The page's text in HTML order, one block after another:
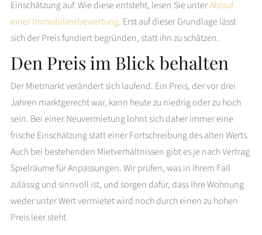
Einschätzung auf. Wie diese entsteht, lesen Sie unterAblauf
einer Immobilienbewertung. Erst auf dieser Grundlage lässt
sich der Preis fundiert begründen, statt ihn zu schätzen.
Den Preis im Blick behalten
Der Mietmarkt verändert sich laufend. Ein Preis, der vor drei
Jahren marktgerecht war, kann heute zu niedrig oder zu hoch
sein. Bei einer Neuvermietung lohnt sich daher immer eine
frische Einschätzung statt einer Fortschreibung des alten Werts.
Auch bei bestehenden Mietverhältnissen gibt es je nach Vertrag
Spielräume für Anpassungen. Wir prüfen, was in Ihrem Fall
zulässig und sinnvoll ist, und sorgen dafür, dass Ihre Wohnung
weder unter Wert vermietet wird noch durch einen zu hohen
Preis leer steht.